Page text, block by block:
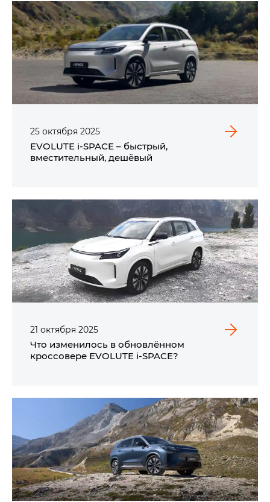
25 октября 2025
EVOLUTE i‑SPACE – быстрый,
вместительный, дешёвый
21 октября 2025
Что изменилось в обновлённом
кроссовере EVOLUTE i‑SPACE?